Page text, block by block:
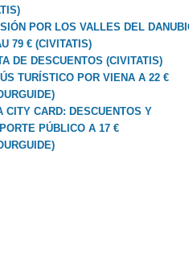
POR LOS VALLES DEL
79 € (CIVITATIS)
DE DESCUENTOS (CIVITATIS)
TURÍSTICO POR VIENA A 22 €
CITY CARD: DESCUENTOS Y
PÚBLICO A 17 €